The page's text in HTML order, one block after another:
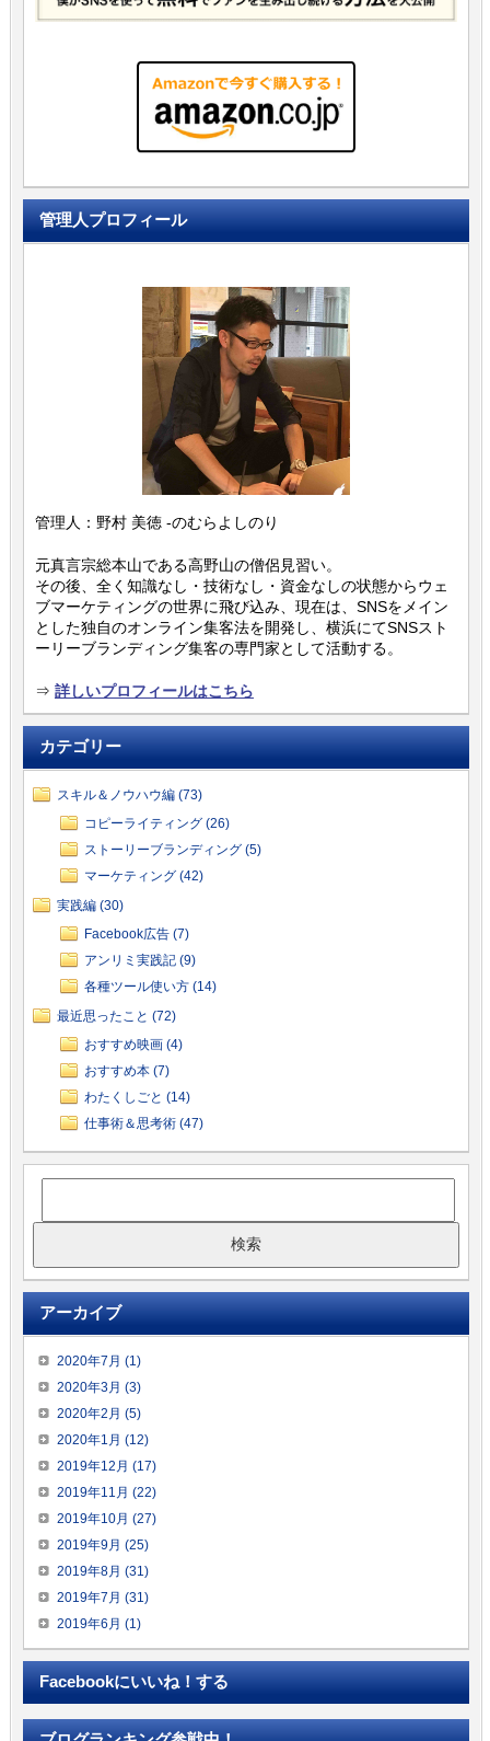
管理人プロフィール
管理人：野村 美徳 -のむらよしのり
元真言宗総本山である高野山の僧侶見習い。
その後、全く知識なし・技術なし・資金なしの状態からウェ
ブマーケティングの世界に飛び込み、現在は、SNSをメイン
とした独自のオンライン集客法を開発し、横浜にてSNSスト
ーリーブランディング集客の専門家として活動する。
⇒ 詳しいプロフィールはこちら
カテゴリー
スキル＆ノウハウ編 (73)
コピーライティング (26)
ストーリーブランディング (5)
マーケティング (42)
実践編 (30)
Facebook広告 (7)
アンリミ実践記 (9)
各種ツール使い方 (14)
最近思ったこと (72)
おすすめ映画 (4)
おすすめ本 (7)
わたくしごと (14)
仕事術＆思考術 (47)
アーカイブ
2020年7月 (1)
2020年3月 (3)
2020年2月 (5)
2020年1月 (12)
2019年12月 (17)
2019年11月 (22)
2019年10月 (27)
2019年9月 (25)
2019年8月 (31)
2019年7月 (31)
2019年6月 (1)
Facebookにいいね！する